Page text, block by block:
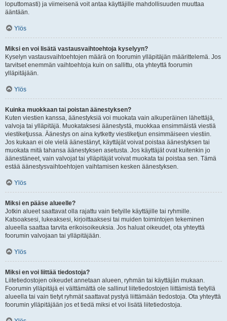
loputtomasti) ja viimeisenä voit antaa käyttäjille mahdollisuuden muuttaa
ääntään.
Ylös
Miksi en voi lisätä vastausvaihtoehtoja kyselyyn?
Kyselyn vastausvaihtoehtojen määrä on foorumin ylläpitäjän määrittelemä. Jos
tarvitset enemmän vaihtoehtoja kuin on sallittu, ota yhteyttä foorumin
ylläpitäjään.
Ylös
Kuinka muokkaan tai poistan äänestyksen?
Kuten viestien kanssa, äänestyksiä voi muokata vain alkuperäinen lähettäjä,
valvoja tai ylläpitäjä. Muokataksesi äänestystä, muokkaa ensimmäistä viestiä
viestiketjussa. Äänestys on aina kytketty viestiketjun ensimmäiseen viestiin.
Jos kukaan ei ole vielä äänestänyt, käyttäjät voivat poistaa äänestyksen tai
muokata mitä tahansa äänestyksen asetusta. Jos käyttäjät ovat kuitenkin jo
äänestäneet, vain valvojat tai ylläpitäjät voivat muokata tai poistaa sen. Tämä
estää äänestysvaihtoehtojen vaihtamisen kesken äänestyksen.
Ylös
Miksi en pääse alueelle?
Jotkin alueet saattavat olla rajattu vain tietyille käyttäjille tai ryhmille.
Katsoaksesi, lukeaksesi, kirjoittaaksesi tai muiden toimintojen tekeminen
alueella saattaa tarvita erikoisoikeuksia. Jos haluat oikeudet, ota yhteyttä
foorumin valvojaan tai ylläpitäjään.
Ylös
Miksi en voi liittää tiedostoja?
Liitetiedostojen oikeudet annetaan alueen, ryhmän tai käyttäjän mukaan.
Foorumin ylläpitäjä ei välttämättä ole sallinut liitetiedostojen liittämistä tietyllä
alueella tai vain tietyt ryhmät saattavat pystyä liittämään tiedostoja. Ota yhteyttä
foorumin ylläpitäjään jos et tiedä miksi et voi lisätä liitetiedostoja.